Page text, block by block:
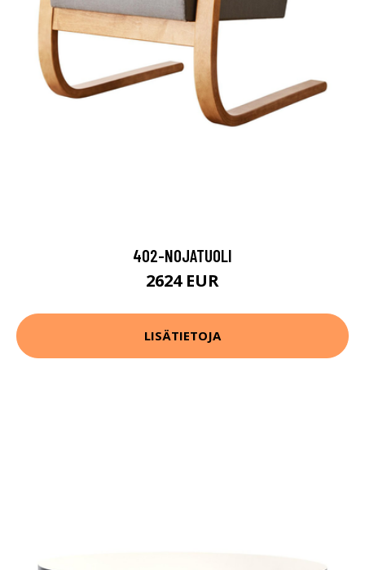
402-NOJATUOLI
2624 EUR
LISÄTIETOJA